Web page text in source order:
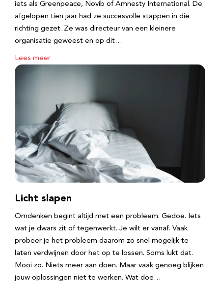
iets als Greenpeace, Novib of Amnesty International. De
afgelopen tien jaar had ze succesvolle stappen in die
richting gezet. Ze was directeur van een kleinere
organisatie geweest en op dit…
Lees meer
Licht slapen
Omdenken begint altijd met een probleem. Gedoe. Iets
wat je dwars zit of tegenwerkt. Je wilt er vanaf. Vaak
probeer je het probleem daarom zo snel mogelijk te
laten verdwijnen door het op te lossen. Soms lukt dat.
Mooi zo. Niets meer aan doen. Maar vaak genoeg blijken
jouw oplossingen niet te werken. Wat doe…